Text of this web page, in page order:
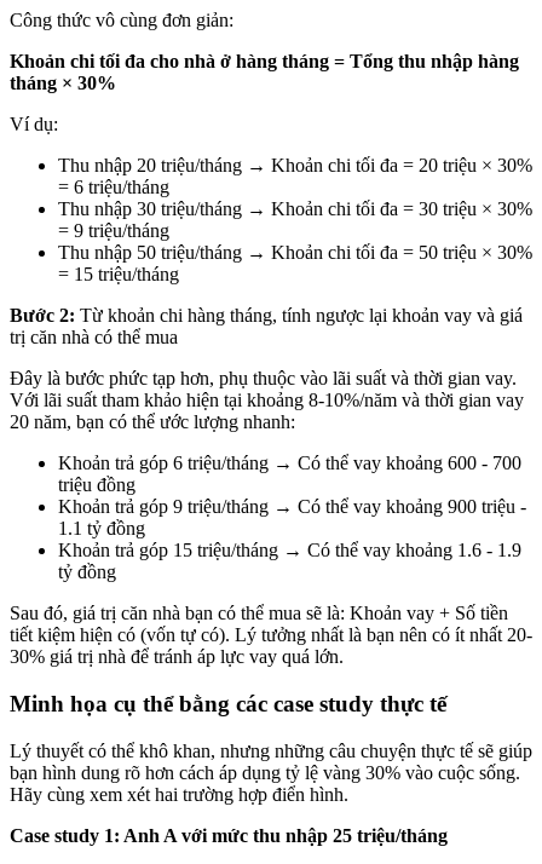
Công thức vô cùng đơn giản:
Khoản chi tối đa cho nhà ở hàng tháng = Tổng thu nhập hàng
tháng × 30%
Ví dụ:
Thu nhập 20 triệu/tháng → Khoản chi tối đa = 20 triệu × 30%
= 6 triệu/tháng
Thu nhập 30 triệu/tháng → Khoản chi tối đa = 30 triệu × 30%
= 9 triệu/tháng
Thu nhập 50 triệu/tháng → Khoản chi tối đa = 50 triệu × 30%
= 15 triệu/tháng
Bước 2: Từ khoản chi hàng tháng, tính ngược lại khoản vay và giá
trị căn nhà có thể mua
Đây là bước phức tạp hơn, phụ thuộc vào lãi suất và thời gian vay.
Với lãi suất tham khảo hiện tại khoảng 8-10%/năm và thời gian vay
20 năm, bạn có thể ước lượng nhanh:
Khoản trả góp 6 triệu/tháng → Có thể vay khoảng 600 - 700
triệu đồng
Khoản trả góp 9 triệu/tháng → Có thể vay khoảng 900 triệu -
1.1 tỷ đồng
Khoản trả góp 15 triệu/tháng → Có thể vay khoảng 1.6 - 1.9
tỷ đồng
Sau đó, giá trị căn nhà bạn có thể mua sẽ là: Khoản vay + Số tiền
tiết kiệm hiện có (vốn tự có). Lý tưởng nhất là bạn nên có ít nhất 20-
30% giá trị nhà để tránh áp lực vay quá lớn.
Minh họa cụ thể bằng các case study thực tế
Lý thuyết có thể khô khan, nhưng những câu chuyện thực tế sẽ giúp
bạn hình dung rõ hơn cách áp dụng tỷ lệ vàng 30% vào cuộc sống.
Hãy cùng xem xét hai trường hợp điển hình.
Case study 1: Anh A với mức thu nhập 25 triệu/tháng